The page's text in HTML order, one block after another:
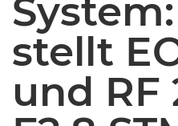
stellt
und RF